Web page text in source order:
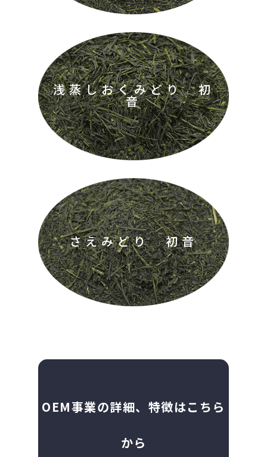
浅蒸しおくみどり 初
音
さえみどり 初音
OEM事業の詳細、特徴はこちら
から